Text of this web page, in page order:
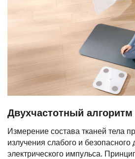
Двухчастотный алгоритм
Измерение состава тканей тела
излучения слабого и безопасного
электрического импульса.